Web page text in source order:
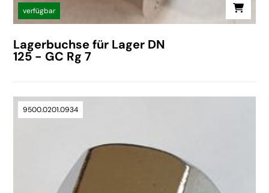
verfügbar
Lagerbuchse für Lager DN
125 - GC Rg 7
9500.0201.0934